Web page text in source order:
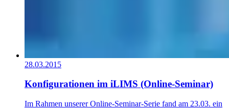
28.03.2015
Konfigurationen im iLIMS (Online-Seminar)
Im Rahmen unserer Online-Seminar-Serie fand am 23.03. ein